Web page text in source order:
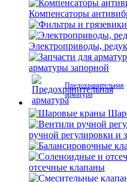
Компенсаторы
Электроприводы,
арматуры запорной
Предохранительная
арматура
ручной регулировки и
отсечные клапаны